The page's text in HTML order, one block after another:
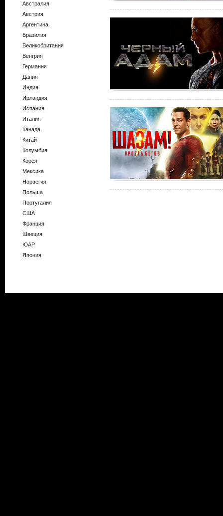
Австралия
Австрия
Аргентина
Бразилия
Великобритания
Венгрия
Германия
Дания
Индия
Ирландия
Испания
Италия
Канада
Китай
Колумбия
Корея
Мексика
Норвегия
Польша
Португалия
США
Франция
Швеция
ЮАР
Япония